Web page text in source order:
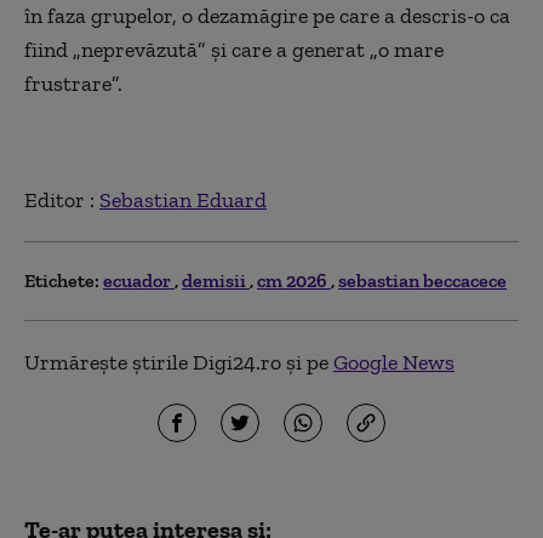
în faza grupelor, o dezamăgire pe care a descris-o ca
fiind „neprevăzută” şi care a generat „o mare
frustrare”.
Editor : Sebastian Eduard
Etichete: ecuador demisii cm 2026 sebastian beccacece
Urmărește știrile Digi24.ro și peGoogle News
Te-ar putea interesa și: